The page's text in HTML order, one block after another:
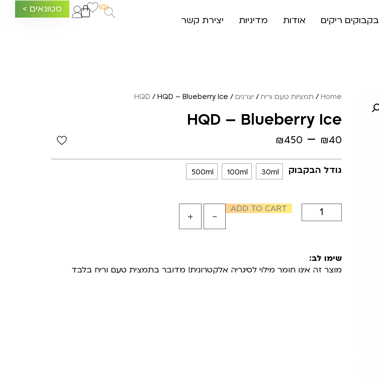
בקבוקים ריקים אודות מדיניות יצירת קשר
(0) סטונאים >
Home
/ תמציות טעם וריח / יצרנים /
HQD / HQD – Blueberry Ice
HQD – Blueberry Ice
₪40
–
₪450
גודל הבקבוק 30ml
100ml
500ml
-
+
ADD TO CART
שימו לב:
מוצר זה אינו חומר מילוי לסיגריה אלקטרונית! מדובר בתמצית טעם וריח בלבד